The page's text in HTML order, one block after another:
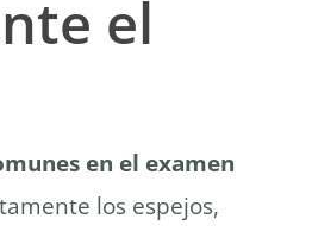
el
en el examen
los espejos,